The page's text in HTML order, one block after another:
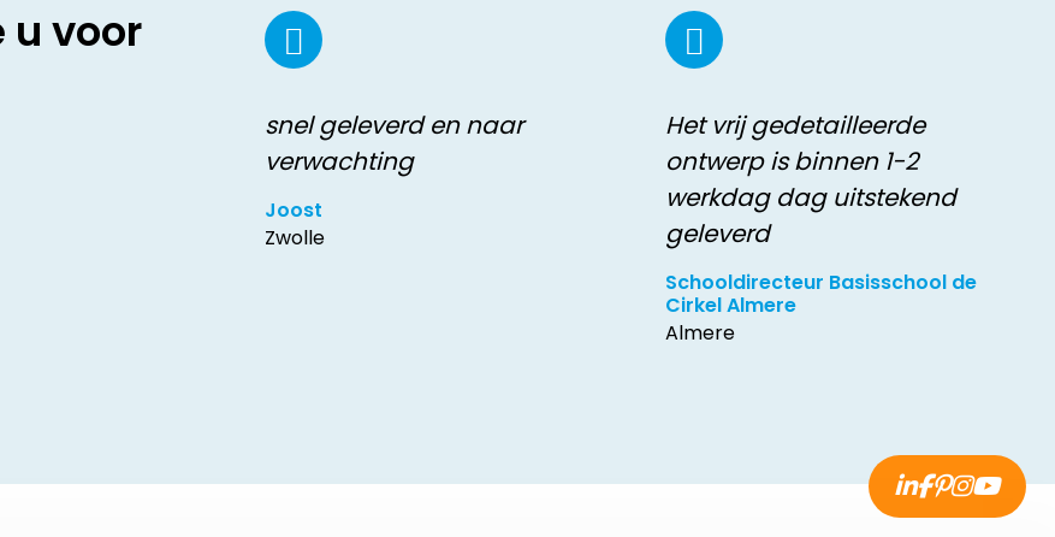
u voor
snel geleverd en naar
verwachting
Joost
Zwolle
Het vrij gedetailleerde
ontwerp is binnen 1-2
werkdag dag uitstekend
geleverd
Schooldirecteur Basisschool de
Cirkel Almere
Almere